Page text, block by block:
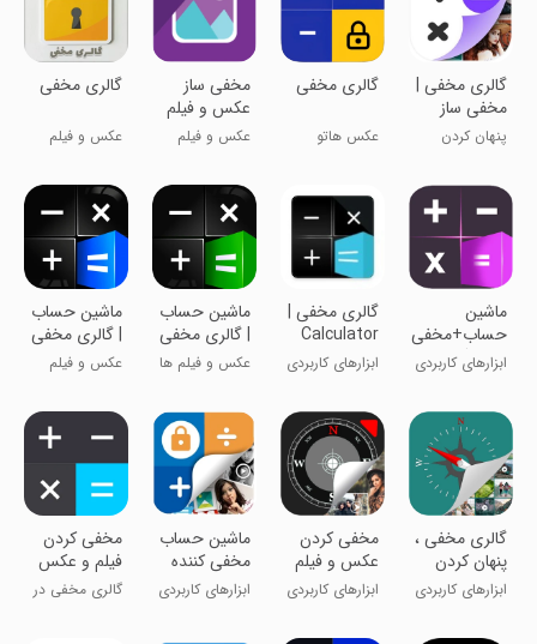
گالری مخفی |
مخفی ساز
عکس و
ویدیو
پنهان کردن
گالری مخفی
عکس هاتو
مخفی ساز
عکس و فیلم
عکس و فیلم
گالری مخفی
عکس و فیلم
ماشین
حساب+مخفی
کننده گالری
ابزارهای کاربردی
گالری مخفی |
Calculator
ابزارهای کاربردی
‏‏‏‏‏‏‏‏‏‏‏‏‏‏‏‏‏‏‏‏‏‏‏‏‏ماشین حساب
| گالری مخفی
عکس و فیلم ها
‏‏‏ماشین حساب
| گالری مخفی
عکس و فیلم
کن!
گالری مخفی ،
پنهان کردن
فیلم و عکس
ابزارهای کاربردی
مخفی کردن
عکس و فیلم
ابزارهای کاربردی
ماشین حساب
مخفی کننده
فیلم و عکس
ابزارهای کاربردی
‏مخفی کردن
فیلم و عکس
در ماشین
حساب
گالری مخفی در